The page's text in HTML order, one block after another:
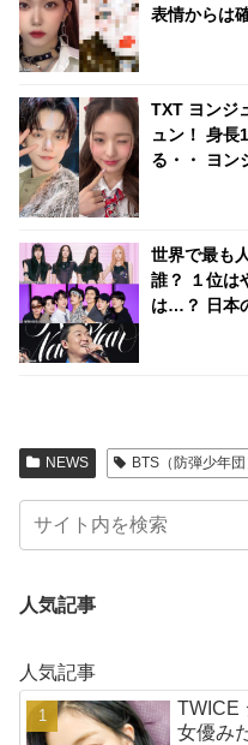
表情からは
TXT ヨンジ
ュン！ 身長
る・・ ヨン
世界で最も
誰？ １位は
は…？ 日本
NEWS BTS（防弾少年団
人気記事
人気記事
TWICE
女優み